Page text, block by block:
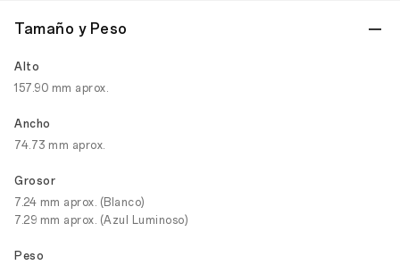
Tamaño y Peso
Alto
157.90 mm aprox.
Ancho
74.73 mm aprox.
Grosor
7.24 mm aprox. (Blanco)
7.29 mm aprox. (Azul Luminoso)
Peso